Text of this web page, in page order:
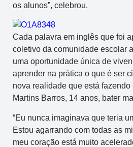
os alunos”, celebrou.
Cada palavra em inglês que foi
coletivo da comunidade escolar
uma oportunidade única de
aprender na prática o que é ser
nova realidade que está
Martins Barros, 14 anos, bater
“Eu nunca imaginava que teria
Estou agarrando com todas as
meu coração está muito